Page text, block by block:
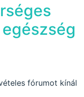
fórumot kínál